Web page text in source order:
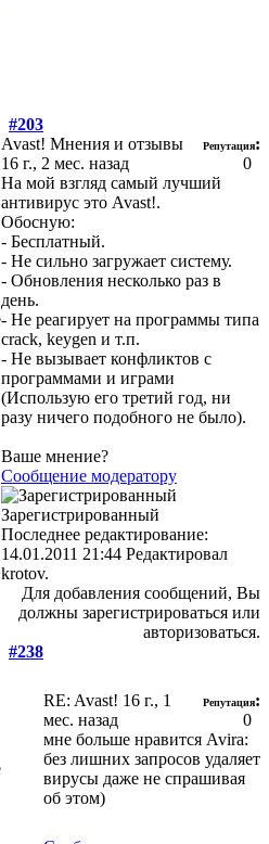
#203
Avast! Мнения и отзывы
16 г., 2 мес. назад
Репутация:
0
На мой взгляд самый лучший
антивирус это Avast!.
Обосную:
- Бесплатный.
- Не сильно загружает систему.
- Обновления несколько раз в
день.
- Не реагирует на программы типа
crack, keygen и т.п.
- Не вызывает конфликтов с
программами и играми
(Использую его третий год, ни
разу ничего подобного не было).
Ваше мнение?
Сообщение модератору
Зарегистрированный
Последнее редактирование:
14.01.2011 21:44 Редактировал
krotov.
Для добавления сообщений, Вы
должны зарегистрироваться или
авторизоваться.
#238
RE: Avast! 16 г., 1
мес. назад
Репутация:
0
мне больше нравится Avira:
без лишних запросов удаляет
вирусы даже не спрашивая
об этом)